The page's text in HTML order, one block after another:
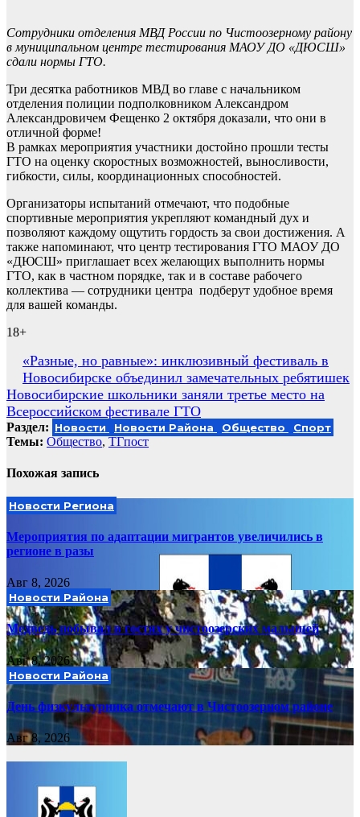
Сотрудники отделения МВД России по Чистоозерному району
в муниципальном центре тестирования МАОУ ДО «ДЮСШ»
сдали нормы ГТО.
Три десятка работников МВД во главе с начальником
отделения полиции подполковником Александром
Александровичем Фещенко 2 октября доказали, что они в
отличной форме!
В рамках мероприятия участники достойно прошли тесты
ГТО на оценку скоростных возможностей, выносливости,
гибкости, силы, координационных способностей.
Организаторы испытаний отмечают, что подобные
спортивные мероприятия укрепляют командный дух и
позволяют каждому ощутить гордость за свои достижения. А
также напоминают, что центр тестирования ГТО МАОУ ДО
«ДЮСШ» приглашает всех желающих выполнить нормы
ГТО, как в частном порядке, так и в составе рабочего
коллектива — сотрудники центра подберут удобное время
для вашей команды.
18+
Навигация
по
записям
«Разные, но равные»: инклюзивный фестиваль в
Новосибирске объединил замечательных ребятишек
Новосибирские школьники заняли третье место на
Всероссийском фестивале ГТО
Раздел: Новости Новости Района Общество Спорт
Темы: Общество, ТГпост
Похожая запись
Новости Региона
Мероприятия по адаптации мигрантов увеличились в
регионе в разы
Авг 8, 2026
Новости Района
Медведь побывал в гостях у чистоозерских малышей
Авг 8, 2026
Новости Района
День физкультурника отмечают в Чистоозерном районе
Авг 8, 2026